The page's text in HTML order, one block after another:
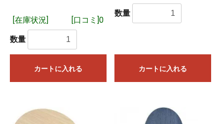
[在庫状況] [口コミ]0
数量
カートに入れる
数量
カートに入れる